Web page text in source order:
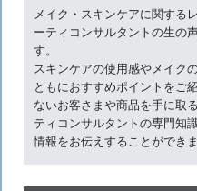
メイク・スキンケアに関する
ーティコンサルタントの生の
す。
スキンケアの使用感やメイク
ともにおすすめポイントをご
ないお客さまや商品を手に取
ティコンサルタントの専門知
情報をお伝えすることができま